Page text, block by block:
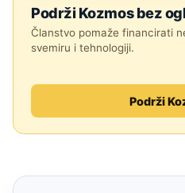
Podrži Kozmos bez
Članstvo pomaže financirati
svemiru i tehnologiji.
Podrži